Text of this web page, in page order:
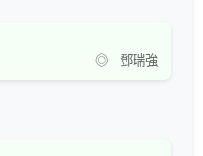
◎ 鄧瑞強